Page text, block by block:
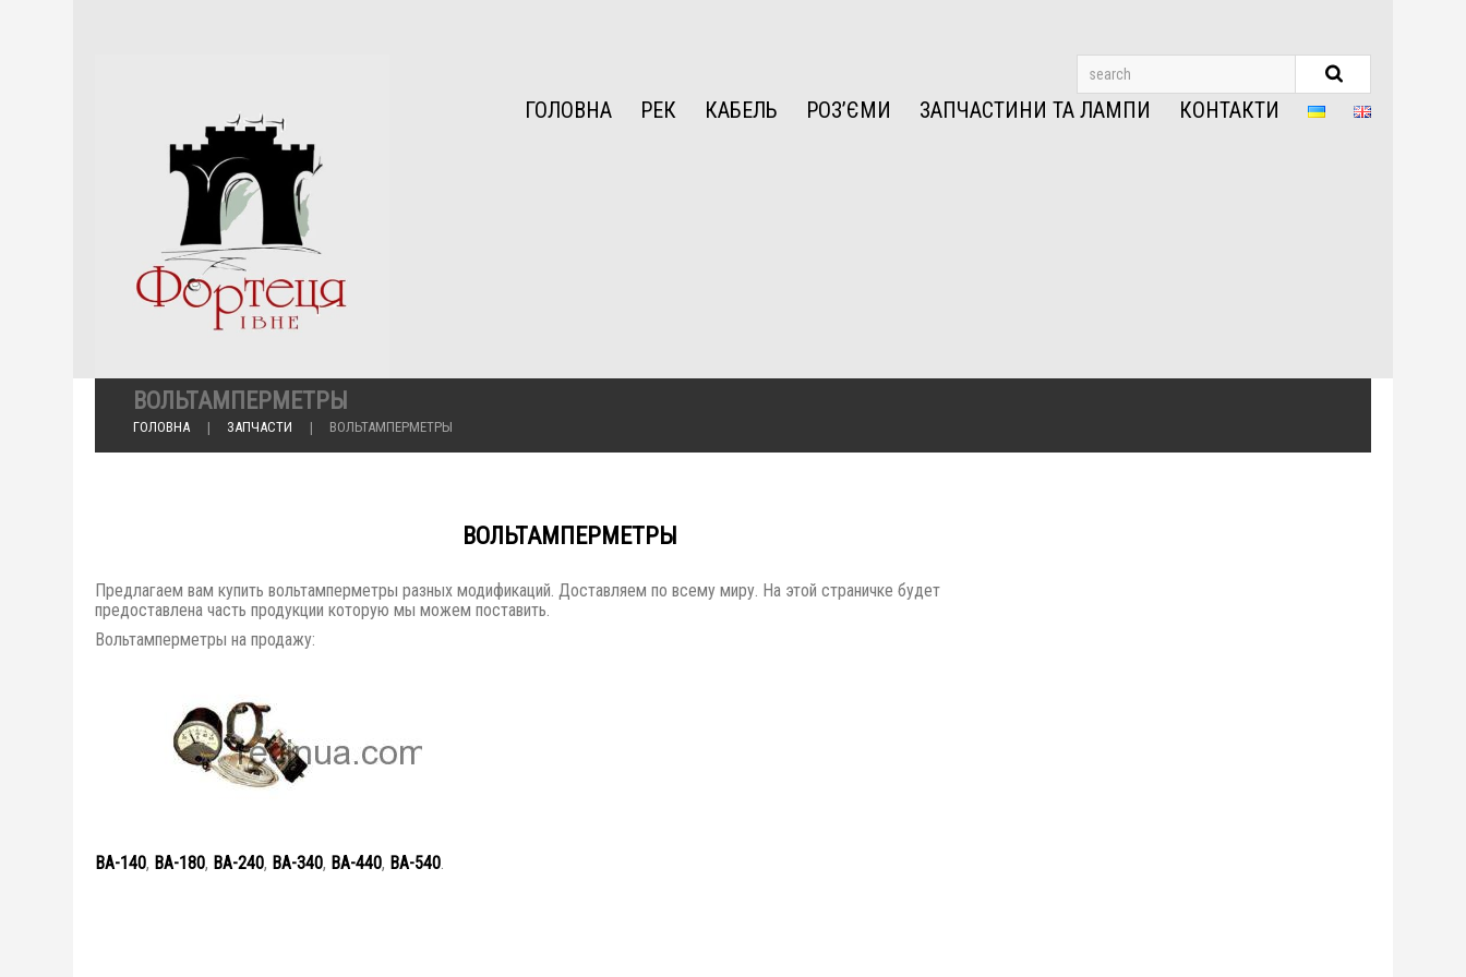
ГОЛОВНА РЕК КАБЕЛЬ РОЗ’ЄМИ ЗАПЧАСТИНИ ТА ЛАМПИ КОНТАКТИ
ВОЛЬТАМПЕРМЕТРЫ
ГОЛОВНА ЗАПЧАСТИ ВОЛЬТАМПЕРМЕТРЫ
ВОЛЬТАМПЕРМЕТРЫ
Предлагаем вам купить вольтамперметры разных модификаций. Доставляем по всему миру. На этой страничке будет
предоставлена часть продукции которую мы можем поставить.
Вольтамперметры на продажу:
ВА-140, ВА-180, ВА-240, ВА-340, ВА-440, ВА-540.